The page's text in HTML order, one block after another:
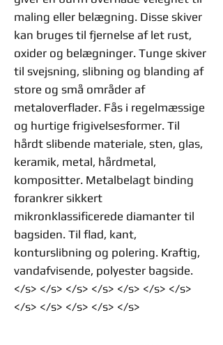
maling eller belægning. Disse skiver
kan bruges til fjernelse af let rust,
oxider og belægninger. Tunge skiver
til svejsning, slibning og blanding af
store og små områder af
metaloverflader. Fås i regelmæssige
og hurtige frigivelsesformer. Til
hårdt slibende materiale, sten, glas,
keramik, metal, hårdmetal,
kompositter. Metalbelagt binding
forankrer sikkert
mikronklassificerede diamanter til
bagsiden. Til flad, kant,
konturslibning og polering. Kraftig,
vandafvisende, polyester bagside.
</s> </s> </s> </s> </s> </s> </s>
</s> </s> </s> </s> </s>